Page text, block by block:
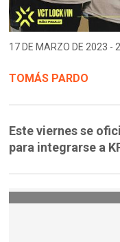
17 DE MARZO DE 2023 -
TOMÁS PARDO
Este viernes se
para integrarse a